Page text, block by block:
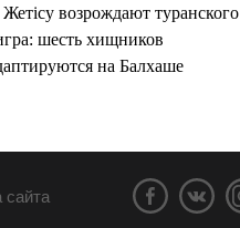
возрождают туранского
шесть хищников
на Балхаше
сайта